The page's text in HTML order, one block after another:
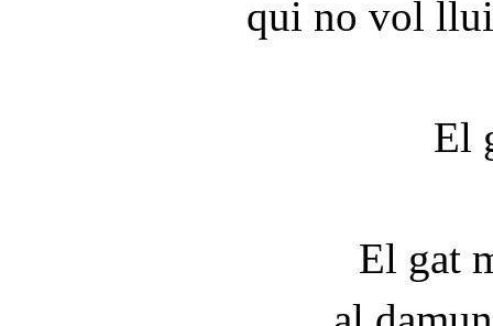
qui no vol
El
El gat